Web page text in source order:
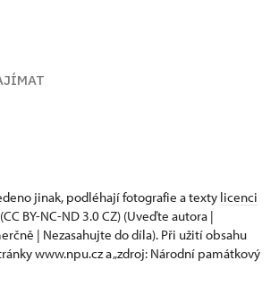
jinak, podléhají fotografie a texty licenci
(CC BY-NC-ND 3.0 CZ) (Uveďte autora |
| Nezasahujte do díla). Při užití obsahu
www.npu.cz a „zdroj: Národní památkový